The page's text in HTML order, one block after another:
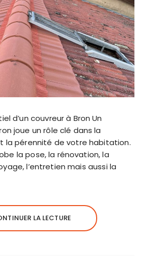
d’un couvreur à Bron Un
joue un rôle clé dans la
la pérennité de votre habitation.
la pose, la rénovation, la
l’entretien mais aussi la
LA LECTURE